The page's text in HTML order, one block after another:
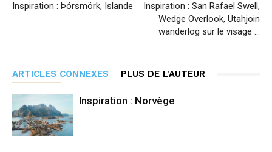
Inspiration : Þórsmörk, Islande
Inspiration : San Rafael Swell,
Wedge Overlook, Utahjoin
wanderlog sur le visage …
ARTICLES CONNEXES PLUS DE L'AUTEUR
Inspiration : Norvège